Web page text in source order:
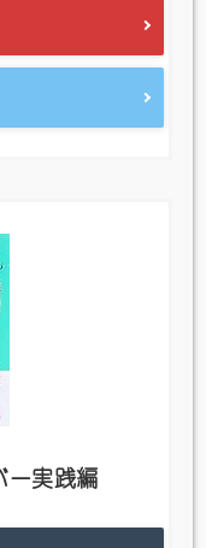
ー実践編